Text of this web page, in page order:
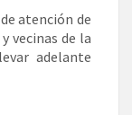
atención de
vecinas de la
adelante